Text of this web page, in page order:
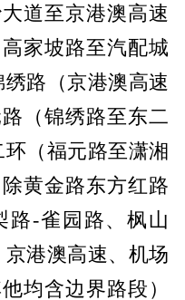
道至京港澳高速
家坡路至汽配城
路（京港澳高速
（锦绣路至东二
（福元路至潇湘
黄金路东方红路
路-雀园路、枫山
港澳高速、机场
均含边界路段）